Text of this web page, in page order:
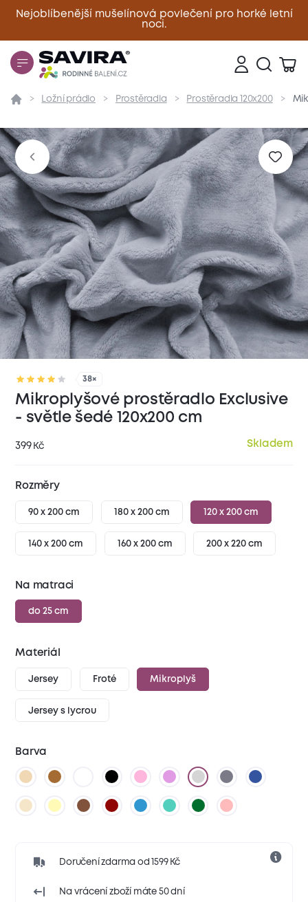
Nejoblíbenější mušelínová povlečení pro horké letní
noci.
Zavřít
Přehled Parametry Popis produktu Materiál
Ložní prádlo Prostěradla Prostěradla 120x200
38×
Mikroplyšové prostěradlo Exclusive
- světle šedé 120x200 cm
399 Kč Skladem
Rozměry
90 x 200 cm 180 x 200 cm 120 x 200 cm
140 x 200 cm 160 x 200 cm 200 x 220 cm
Na matraci
do 25 cm
Materiál
Jersey Froté Mikroplyš
Jersey s lycrou
Barva
Doručení zdarma od 1599 Kč
Na vrácení zboží máte 50 dní